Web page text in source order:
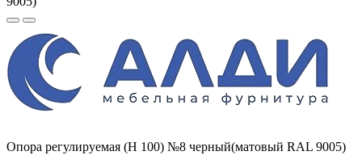
Опора регулируемая (Н 100) №8 черный(матовый RAL 9005)